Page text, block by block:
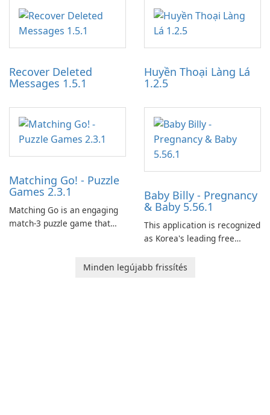
application designed to
optimize the gaming
experience for Grand Theft
Auto IV.
work through built-in brand
partnerships and integrated
tools for content distribution
and audience engagement.
Recover Deleted
Messages 1.5.1
Huyền Thoại Làng Lá
1.2.5
Matching Go! - Puzzle
Games 2.3.1
Matching Go is an engaging
match-3 puzzle game that
Ollie, on an adventurous
Baby Billy - Pregnancy
& Baby 5.56.1
This application is recognized
as Korea's leading free
baby tracking, offering
Minden legújabb frissítés